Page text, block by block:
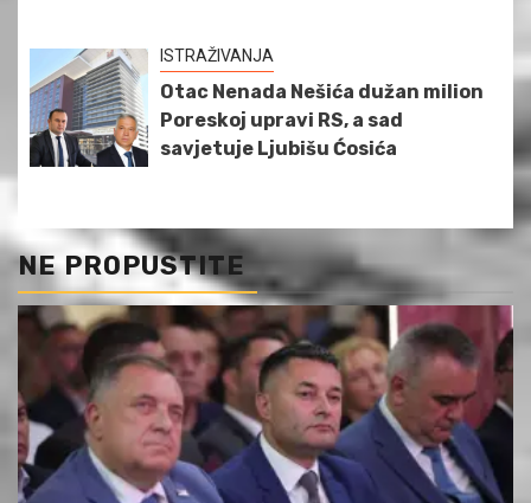
ISTRAŽIVANJA
Otac Nenada Nešića dužan milion
Poreskoj upravi RS, a sad
savjetuje Ljubišu Ćosića
NE PROPUSTITE